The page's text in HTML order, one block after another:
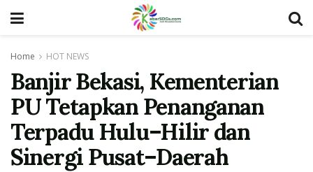
Home HOT NEWS
Banjir Bekasi, Kementerian
PU Tetapkan Penanganan
Terpadu Hulu–Hilir dan
Sinergi Pusat–Daerah